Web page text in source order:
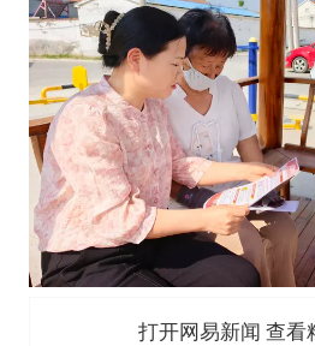
打开网易新闻 查看